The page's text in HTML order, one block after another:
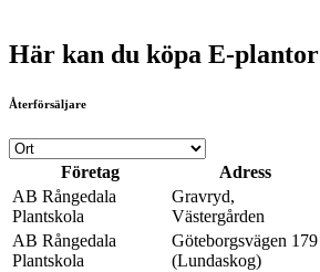
Här kan du köpa E-plantor
Återförsäljare
Företag Adress
AB Rångedala
Plantskola
Gravryd,
Västergården
AB Rångedala
Plantskola
Göteborgsvägen 179
(Lundaskog)